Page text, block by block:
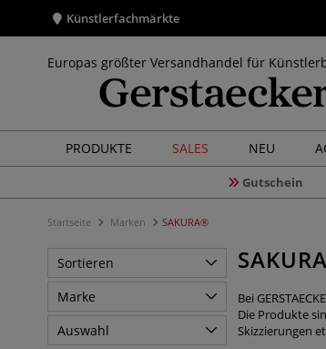
Künstlerfachmärkte
Europas größter Versandhandel für
PRODUKTE SALES NEU
Gutschein
Startseite Marken SAKURA®
Sortieren
Marke
Auswahl
Bei
Die Produkte
Skizzierungen